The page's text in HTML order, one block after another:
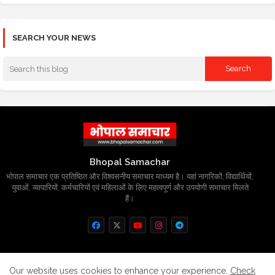
SEARCH YOUR NEWS
Bhopal Samachar
भोपाल समाचार एक प्रतिष्ठित और विश्वसनीय समाचार माध्यम है। यहां नागरिकों, विद्यार्थियों,
युवाओं, व्यापारियों, कर्मचारियों एवं महिलाओं के लिए महत्वपूर्ण और उपयोगी समाचार मिलते
हैं।
Home About Contact us Privacy Policy
Our website uses cookies to enhance your experience. Check